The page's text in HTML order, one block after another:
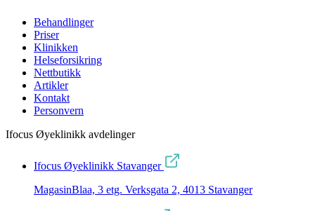
Behandlinger
Priser
Klinikken
Helseforsikring
Nettbutikk
Artikler
Kontakt
Personvern
Ifocus Øyeklinikk avdelinger
Ifocus Øyeklinikk Stavanger
MagasinBlaa, 3 etg. Verksgata 2, 4013 Stavanger